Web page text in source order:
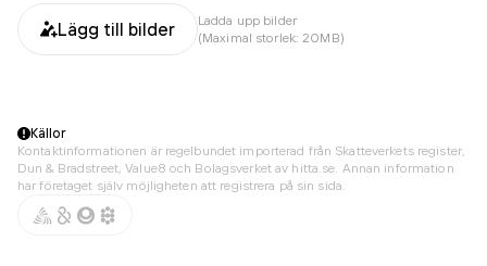
Lägg till bilder
Ladda upp bilder
(Maximal storlek: 20MB)
Källor
Kontaktinformationen är regelbundet importerad från Skatteverkets register,
Dun & Bradstreet, Value8 och Bolagsverket av hitta.se. Annan information
har företaget själv möjligheten att registrera på sin sida.